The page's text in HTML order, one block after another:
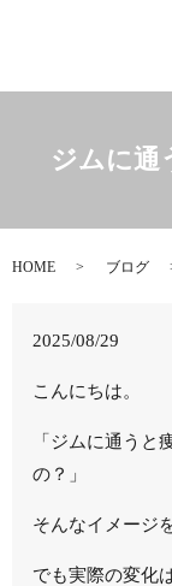
ジムに通
HOME ブログ
2025/08/29
こんにちは。
「ジムに通うと
の？」
そんなイメージ
でも実際の変化